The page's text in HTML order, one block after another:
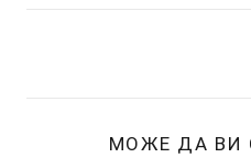
МОЖЕ ДА ВИ